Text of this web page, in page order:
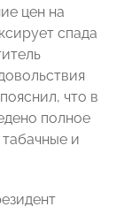
цен на
спада
пояснил, что в
полное
и